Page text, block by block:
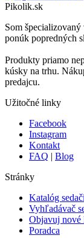
Pikolik.sk
Som
ponúk popredných
Produkty priamo
kúsky na trhu.
predajcu.
Užitočné linky
Facebook
Instagram
Kontakt
FAQ | Blog
Stránky
Katalóg
Vyhľadávač
Objavuj nové
Poradca